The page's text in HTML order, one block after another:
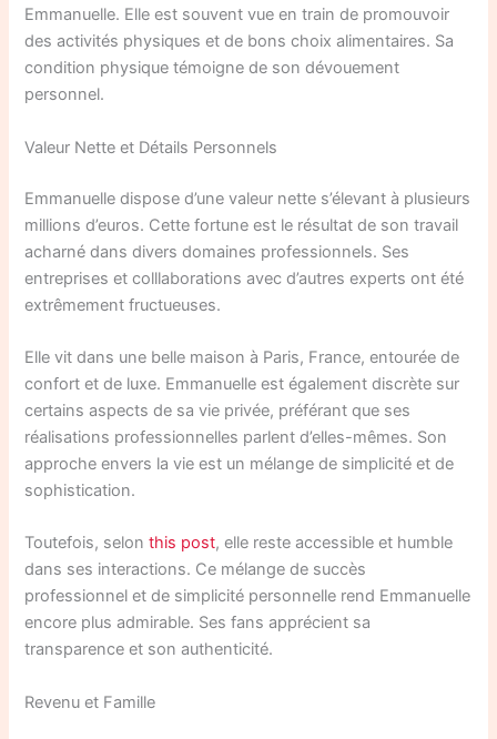
Emmanuelle. Elle est souvent vue en train de promouvoir
des activités physiques et de bons choix alimentaires. Sa
condition physique témoigne de son dévouement
personnel.
Valeur Nette et Détails Personnels
Emmanuelle dispose d’une valeur nette s’élevant à plusieurs
millions d’euros. Cette fortune est le résultat de son travail
acharné dans divers domaines professionnels. Ses
entreprises et colllaborations avec d’autres experts ont été
extrêmement fructueuses.
Elle vit dans une belle maison à Paris, France, entourée de
confort et de luxe. Emmanuelle est également discrète sur
certains aspects de sa vie privée, préférant que ses
réalisations professionnelles parlent d’elles-mêmes. Son
approche envers la vie est un mélange de simplicité et de
sophistication.
Toutefois, selonthis post, elle reste accessible et humble
dans ses interactions. Ce mélange de succès
professionnel et de simplicité personnelle rend Emmanuelle
encore plus admirable. Ses fans apprécient sa
transparence et son authenticité.
Revenu et Famille